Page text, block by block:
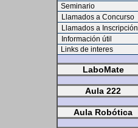
Seminario
Llamados a Concurso
Llamados a Inscripción
Información útil
Links de interes
LaboMate
Aula 222
Aula Robótica